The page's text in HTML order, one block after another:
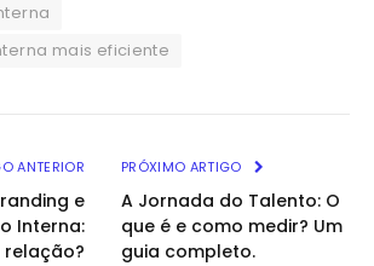
mais eficiente
ANTERIOR
e
Interna:
relação?
PRÓXIMO ARTIGO
A Jornada do Talento: O
que é e como medir? Um
guia completo.